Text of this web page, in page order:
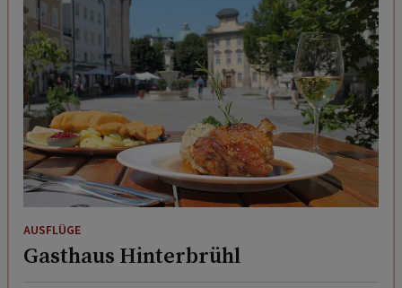
AUSFLÜGE
Gasthaus Hinterbrühl